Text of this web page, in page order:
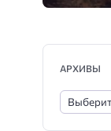
АРХИВЫ